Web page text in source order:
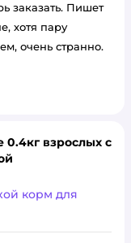
заказать. Пишет
хотя пару
очень странно.
взрослых с
корм для